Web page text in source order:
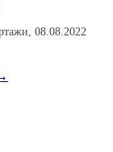
08.08.2022